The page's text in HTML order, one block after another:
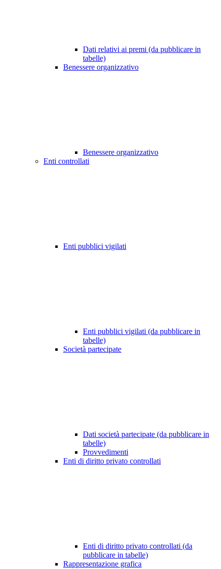
Dati relativi ai premi (da pubblicare in
tabelle)
Benessere organizzativo
Benessere organizzativo
Enti controllati
Enti pubblici vigilati
Enti pubblici vigilati (da pubblicare in
tabelle)
Società partecipate
Dati società partecipate (da pubblicare in
tabelle)
Provvedimenti
Enti di diritto privato controllati
Enti di diritto privato controllati (da
pubblicare in tabelle)
Rappresentazione grafica